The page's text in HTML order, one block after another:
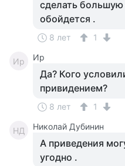
сделать
обойдется .
8 лет 1
Ир Ир
Да? Кого
привидением?
8 лет 1
НД Николай Дубинин
А приведения
угодно .